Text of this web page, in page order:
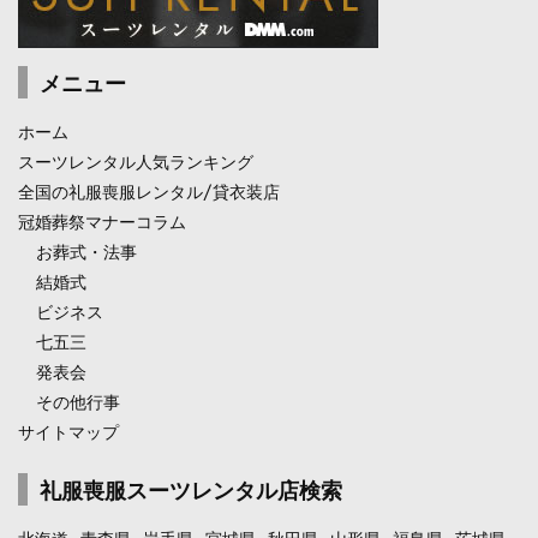
メニュー
ホーム
スーツレンタル人気ランキング
全国の礼服喪服レンタル/貸衣装店
冠婚葬祭マナーコラム
お葬式・法事
結婚式
ビジネス
七五三
発表会
その他行事
サイトマップ
礼服喪服スーツレンタル店検索